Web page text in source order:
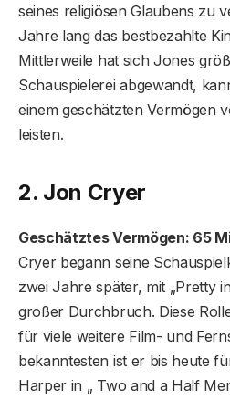
seines religiösen Glaubens zu
Jahre lang das bestbezahlte
Mittlerweile hat sich Jones
Schauspielerei abgewandt,
einem geschätzten Vermögen
leisten.
2. Jon Cryer
Geschätztes Vermögen: 65
Cryer begann seine
zwei Jahre später, mit „Pretty
großer Durchbruch. Diese
für viele weitere Film- und
bekanntesten ist er bis heute
Harper in „ Two and a Half